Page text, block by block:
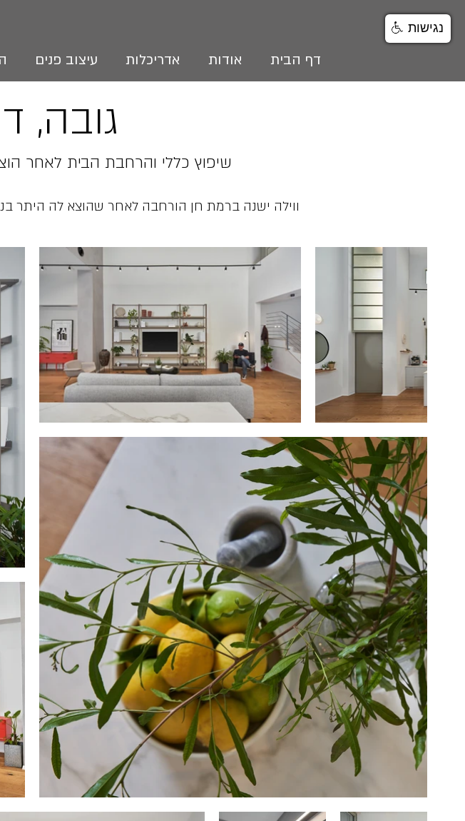
דף הבית אודות אדריכלות עיצוב פנים
גובה,
שיפוץ כללי והרחבת הבית לאחר
ווילה ישנה ברמת חן הורחבה לאחר שהוצא לה היתר
נגישות